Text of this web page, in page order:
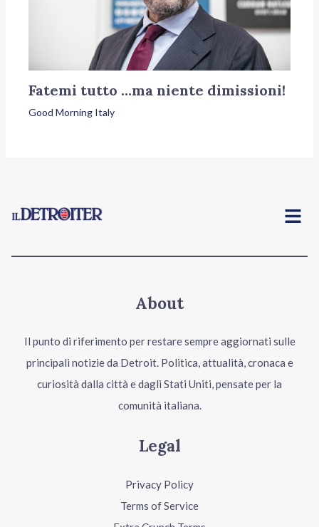
Fatemi tutto …ma niente dimissioni!
Good Morning Italy
Menu
About
Il punto di riferimento per restare sempre aggiornati sulle
principali notizie da Detroit. Politica, attualità, cronaca e
curiosità dalla città e dagli Stati Uniti, pensate per la
comunità italiana.
Legal
Privacy Policy
Terms of Service